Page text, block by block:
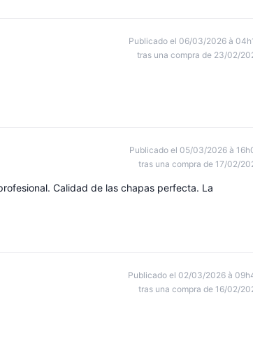
Publicado el 06/03/2026 à
tras una compra de 23/02/
Publicado el 05/03/2026 à
tras una compra de 17/02/
Calidad de las chapas perfecta. La
Publicado el 02/03/2026 à
tras una compra de 16/02/